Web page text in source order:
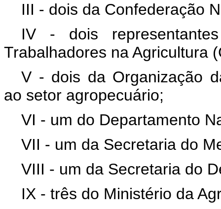
III - dois da Confederação
IV - dois
Trabalhadores na Agricultura
V - dois da Organização
ao setor agropecuário;
VI - um do Departamento
VII - um da Secretaria do
VIII - um da Secretaria do
IX - três do Ministério da